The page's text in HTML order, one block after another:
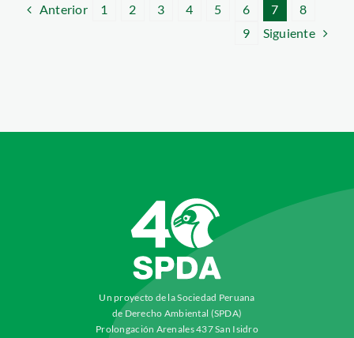
Anterior 1 2 3 4 5 6 7
8
9
Siguiente
Un proyecto de la Sociedad Peruana
de Derecho Ambiental (SPDA)
Prolongación Arenales 437 San Isidro